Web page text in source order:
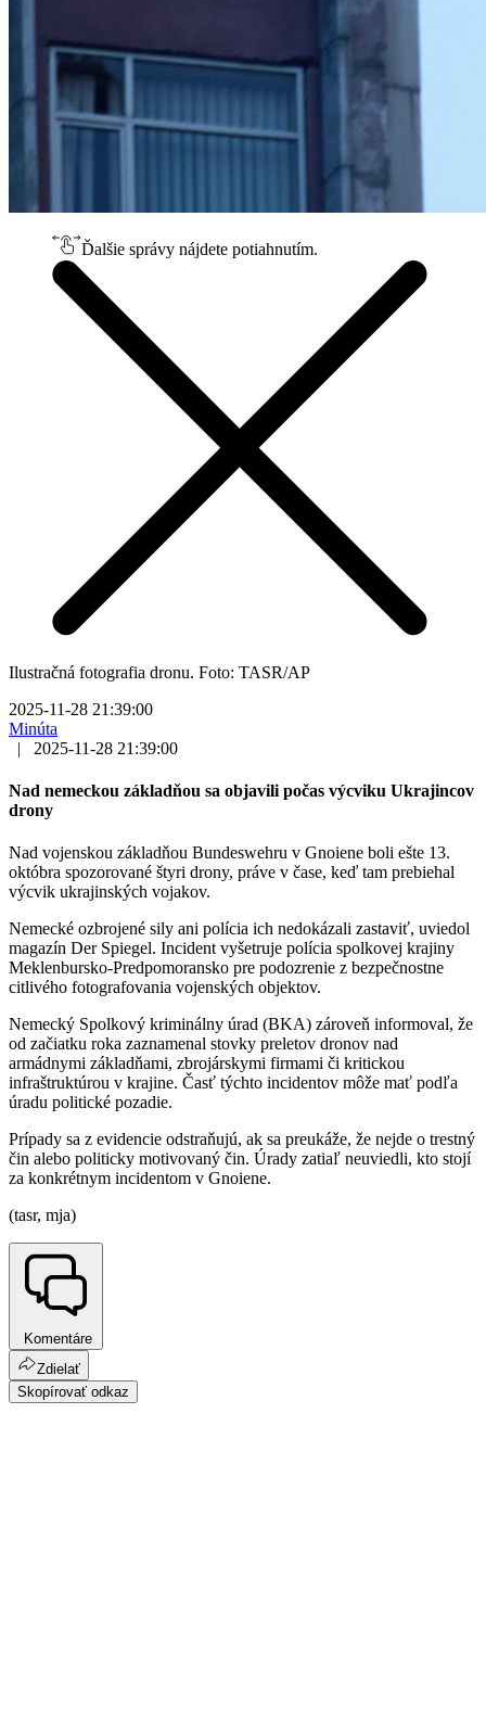
Ďalšie správy nájdete potiahnutím.
Ilustračná fotografia dronu. Foto: TASR/AP
2025-11-28 21:39:00
Minúta
|
2025-11-28 21:39:00
Nad nemeckou základňou sa objavili počas výcviku Ukrajincov
drony
Nad vojenskou základňou Bundeswehru v Gnoiene boli ešte 13.
októbra spozorované štyri drony, práve v čase, keď tam prebiehal
výcvik ukrajinských vojakov.
Nemecké ozbrojené sily ani polícia ich nedokázali zastaviť, uviedol
magazín Der Spiegel. Incident vyšetruje polícia spolkovej krajiny
Meklenbursko-Predpomoransko pre podozrenie z bezpečnostne
citlivého fotografovania vojenských objektov.
Nemecký Spolkový kriminálny úrad (BKA) zároveň informoval, že
od začiatku roka zaznamenal stovky preletov dronov nad
armádnymi základňami, zbrojárskymi firmami či kritickou
infraštruktúrou v krajine. Časť týchto incidentov môže mať podľa
úradu politické pozadie.
Prípady sa z evidencie odstraňujú, ak sa preukáže, že nejde o trestný
čin alebo politicky motivovaný čin. Úrady zatiaľ neuviedli, kto stojí
za konkrétnym incidentom v Gnoiene.
(tasr, mja)
Komentáre
Zdielať
Skopírovať odkaz